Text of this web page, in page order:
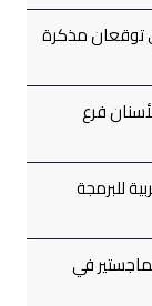
توقعان مذكرة
فرع
للبرمجة
في